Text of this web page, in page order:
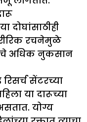
रचनेमुळे
अधिक नुकसान
सेंटरच्या
या दारूच्या
योग्य